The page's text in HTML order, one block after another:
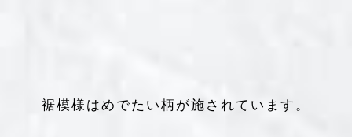
裾模様はめでたい柄が施されています。